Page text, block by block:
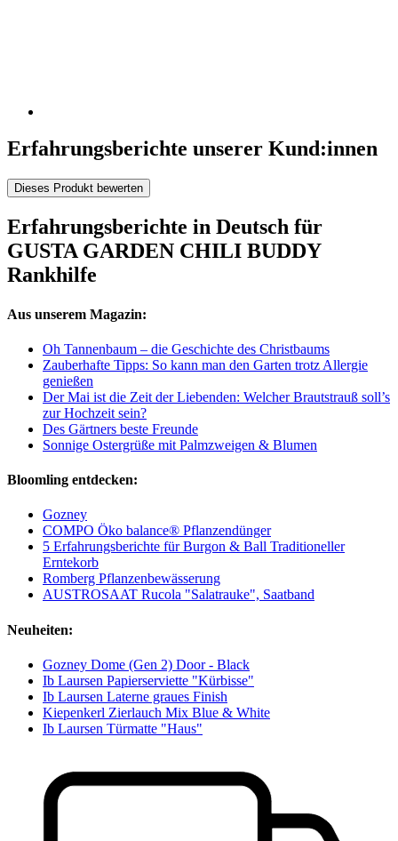
Erfahrungsberichte unserer Kund:innen
Dieses Produkt bewerten
Erfahrungsberichte in Deutsch für
GUSTA GARDEN CHILI BUDDY
Rankhilfe
Aus unserem Magazin:
Oh Tannenbaum – die Geschichte des Christbaums
Zauberhafte Tipps: So kann man den Garten trotz Allergie
genießen
Der Mai ist die Zeit der Liebenden: Welcher Brautstrauß soll’s
zur Hochzeit sein?
Des Gärtners beste Freunde
Sonnige Ostergrüße mit Palmzweigen & Blumen
Bloomling entdecken:
Gozney
COMPO Öko balance® Pflanzendünger
5 Erfahrungsberichte für Burgon & Ball Traditioneller
Erntekorb
Romberg Pflanzenbewässerung
AUSTROSAAT Rucola "Salatrauke", Saatband
Neuheiten:
Gozney Dome (Gen 2) Door - Black
Ib Laursen Papierserviette "Kürbisse"
Ib Laursen Laterne graues Finish
Kiepenkerl Zierlauch Mix Blue & White
Ib Laursen Türmatte "Haus"